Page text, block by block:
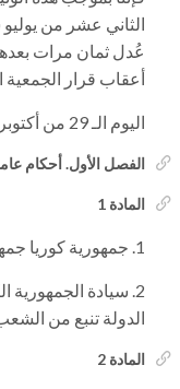
الثاني عشر من
عُدل ثمان مرات
أعقاب قرار الجمعية
اليوم الـ 29 من أكتوبر سنة ألف وتسعمائة وسبعة وثمانين.
الفصل الأول. أحكام
المادة 1
جمهورية كوريا
سيادة الجمهورية
الدولة تنبع من
المادة 2